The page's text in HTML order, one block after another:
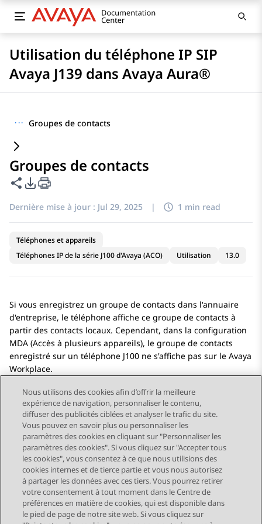
Utilisation du téléphone IP SIP
Avaya J139 dans Avaya Aura®
··· Groupes de contacts
Groupes de contacts
Partager cette page
Options d'exportation PDF
Dernière mise à jour : Jul 29, 2025 | 1 min read
Téléphones et appareils
Téléphones IP de la série J100 d'Avaya (ACO)
Utilisation 13.0
Si vous enregistrez un groupe de contacts dans l'annuaire
d'entreprise, le téléphone affiche ce groupe de contacts à
partir des contacts locaux. Cependant, dans la configuration
MDA (Accès à plusieurs appareils), le groupe de contacts
enregistré sur un téléphone J100 ne s'affiche pas sur le Avaya
Workplace.
Send Feedback
Navigation par sujet
Sujet précédent Sujet suivant
Nous utilisons des cookies afin d’offrir la meilleure
expérience de navigation, personnaliser le contenu,
diffuser des publicités ciblées et analyser le trafic du site.
Vous pouvez en savoir plus ou personnaliser les
paramètres des cookies en cliquant sur "Personnaliser les
paramètres des cookies". Si vous cliquez sur "Accepter tous
les cookies", vous consentez à ce que nous utilisions des
cookies internes et de tierce partie et vous nous autorisez
à partager les données avec ces tiers. Vous pourrez retirer
votre consentement à tout moment dans le Centre de
préférences en matière de cookies, qui est disponible dans
le pied de page de notre site web. Si vous cliquez sur